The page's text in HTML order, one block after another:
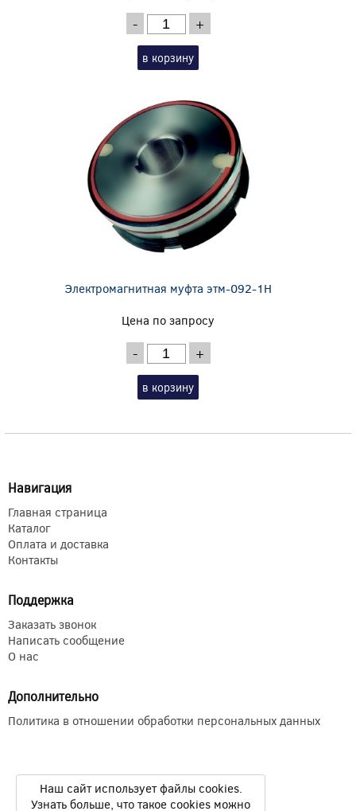
- +
в корзину
Электромагнитная муфта этм-092-1Н
Цена по запросу
- +
в корзину
Навигация
Главная страница
Каталог
Оплата и доставка
Контакты
Поддержка
Заказать звонок
Написать сообщение
О нас
Дополнительно
Политика в отношении обработки персональных данных
Наш сайт использует файлы cookies.
Узнать больше, что такое cookies можно